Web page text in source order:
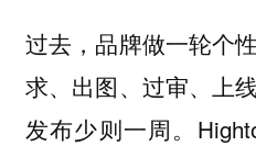
过去，品牌做一轮个
求、出图、过审、上
发布少则一周。